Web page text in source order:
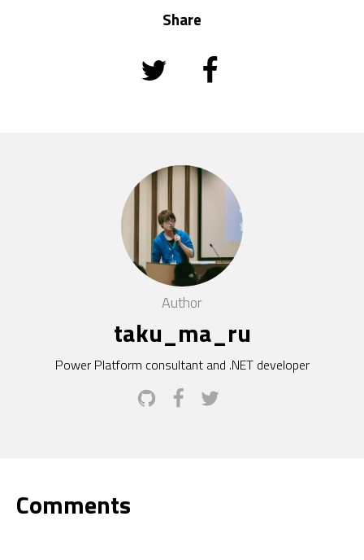
Share
Author
taku_ma_ru
Power Platform consultant and .NET developer
Comments